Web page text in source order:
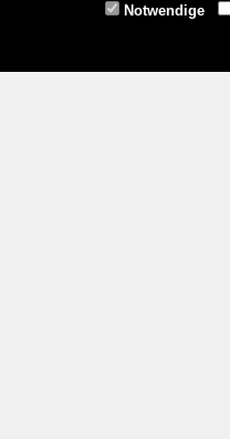
Gmünd -
Notwendige